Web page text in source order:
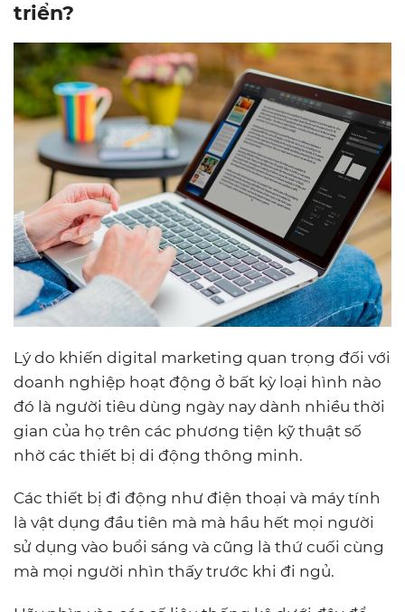
triển?
Lý do khiến digital marketing quan trọng đối với
doanh nghiệp hoạt động ở bất kỳ loại hình nào
đó là người tiêu dùng ngày nay dành nhiều thời
gian của họ trên các phương tiện kỹ thuật số
nhờ các thiết bị di động thông minh.
Các thiết bị đi động như điện thoại và máy tính
là vật dụng đầu tiên mà mà hầu hết mọi người
sử dụng vào buổi sáng và cũng là thứ cuối cùng
mà mọi người nhìn thấy trước khi đi ngủ.